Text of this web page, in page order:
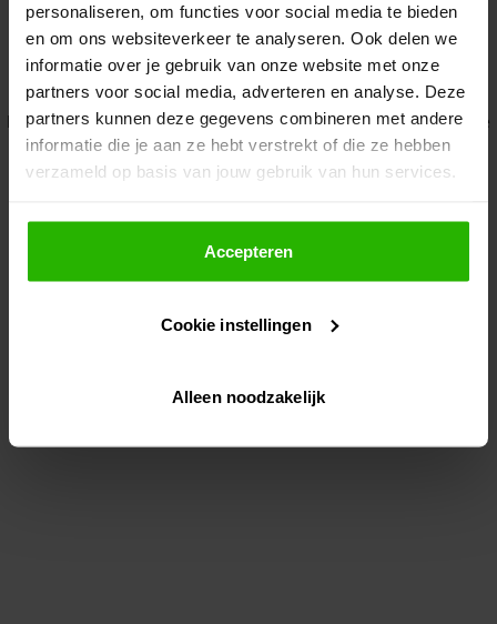
personaliseren, om functies voor social media te bieden
en om ons websiteverkeer te analyseren. Ook delen we
informatie over je gebruik van onze website met onze
partners voor social media, adverteren en analyse. Deze
partners kunnen deze gegevens combineren met andere
informatie die je aan ze hebt verstrekt of die ze hebben
verzameld op basis van jouw gebruik van hun services.
Als je op "Accepteer" klikt, dan geef je Voordeeluitjes.nl
toestemming om cookies voor social media en
gepersonaliseerde advertenties te plaatsen.
Lees hier meer over in onsprivacybeleid
Via "Cookie instellingen" kun je ook zelf instellen welke
Accepteren
Cookie instellingen
Alleen noodzakelijk
Application error: a client-side exception has occurred while
loadingwww.voordeeluitjes.nl (see the browser console for more
information).